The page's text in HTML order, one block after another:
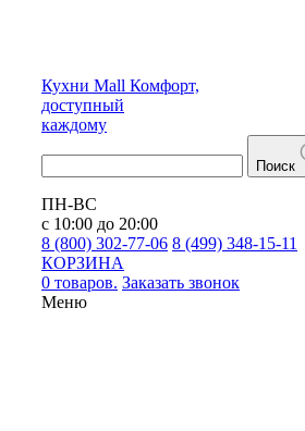
Кухни Mall Комфорт,
доступный
каждому
Поиск
ПН-ВС
с 10:00 до 20:00
8 (800) 302-77-06 8 (499) 348-15-11
КОРЗИНА
0 товаров. Заказать звонок
Меню